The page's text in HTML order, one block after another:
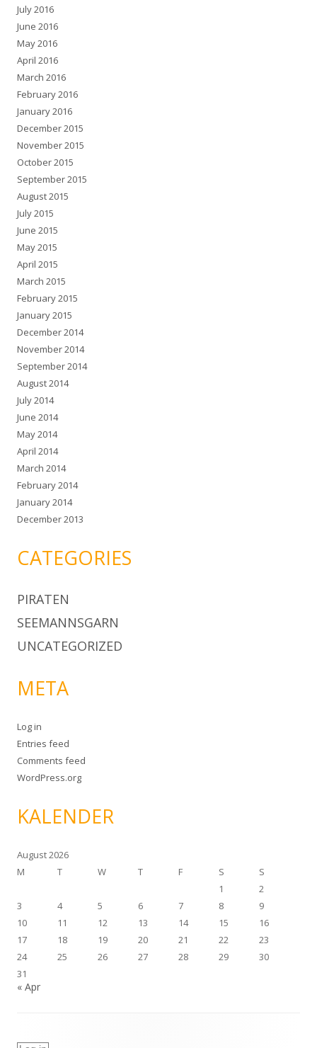
July 2016
June 2016
May 2016
April 2016
March 2016
February 2016
January 2016
December 2015
November 2015
October 2015
September 2015
August 2015
July 2015
June 2015
May 2015
April 2015
March 2015
February 2015
January 2015
December 2014
November 2014
September 2014
August 2014
July 2014
June 2014
May 2014
April 2014
March 2014
February 2014
January 2014
December 2013
CATEGORIES
PIRATEN
SEEMANNSGARN
UNCATEGORIZED
META
Log in
Entries feed
Comments feed
WordPress.org
KALENDER
August 2026
M
T W T F S
S
1
2
3
4 5 6 7 8
9
10
11 12 13 14 15
16
17
18 19 20 21 22
23
24
25 26 27 28 29
30
31
« Apr